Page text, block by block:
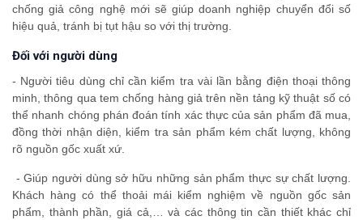
chống giả công nghệ mới sẽ giúp doanh nghiệp chuyển đổi số
hiệu quả, tránh bị tụt hậu so với thị trường.
Đối với người dùng
- Người tiêu dùng chỉ cần kiểm tra vài lần bằng điện thoại thông
minh, thông qua tem chống hàng giả trên nền tảng kỹ thuật số có
thể nhanh chóng phán đoán tính xác thực của sản phẩm đã mua,
đồng thời nhận diện, kiểm tra sản phẩm kém chất lượng, không
rõ nguồn gốc xuất xứ.
- Giúp người dùng sở hữu những sản phẩm thực sự chất lượng.
Khách hàng có thể thoải mái kiểm nghiệm về nguồn gốc sản
phẩm, thành phần, giá cả,… và các thông tin cần thiết khác chỉ